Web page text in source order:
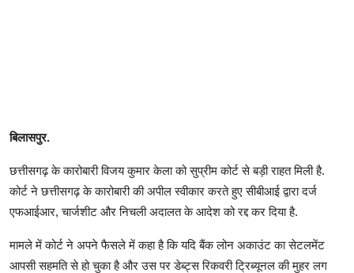
बिलासपुर.
छत्तीसगढ़ के कारोबारी विजय कुमार केला को सुप्रीम कोर्ट से बड़ी राहत मिली है.
कोर्ट ने छत्तीसगढ़ के कारोबारी की अपील स्वीकार करते हुए सीबीआई द्वारा दर्ज
एफआईआर, चार्जशीट और निचली अदालत के आदेश को रद्द कर दिया है.
मामले में कोर्ट ने अपने फैसले में कहा है कि यदि बैंक लोन अकाउंट का सेटलमेंट
आपसी सहमति से हो चुका है और उस पर डेब्ट्स रिकवरी ट्रिब्यूनल की मुहर लग